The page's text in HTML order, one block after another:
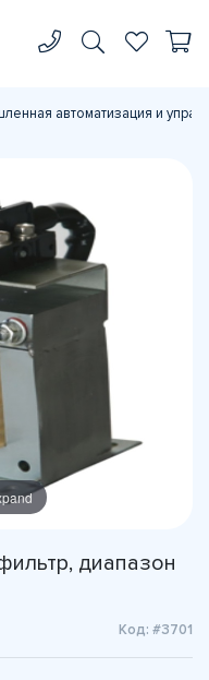
автоматизация и
диапазон
Код: #3701